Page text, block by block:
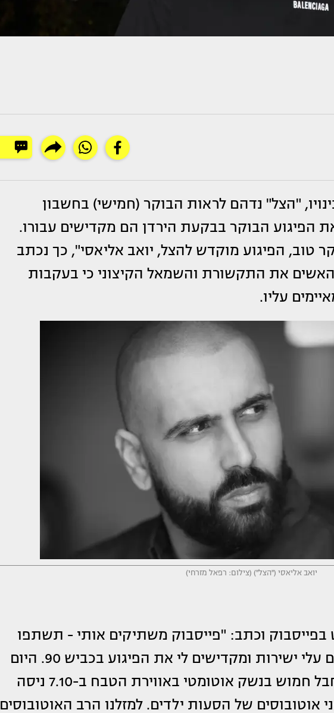
"הצל" נדהם לראות הבוקר (חמישי) בחשבון
הפיגוע הבוקר בבקעת הירדן הם מקדישים עבורו.
טוב, הפיגוע מוקדש להצל, יואב אליאסי", כך נכתב
את התקשורת והשמאל הקיצוני כי בעקבות
עליו.
יואב אליאסי (''הצל'') (צילום: רפאל מזרחי)
בפייסבוק וכתב: "פייסבוק משתיקים אותי - תשתפו
בבקשה. ארגוני הטרור מאיימים עלי ישירות ומקדישים לי את הפיגוע בכביש 90. היום
בשבע בוקר בבקעת הירדן מחבל חמוש בנשק אוטומטי באווירת הטבח ב-7.10 ניסה
אוטובוסים של הסעות ילדים. למזלנו הרב האוטובוסים